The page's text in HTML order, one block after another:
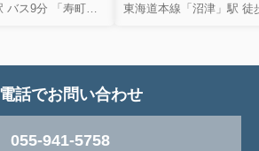
東海道本線「沼津」駅 バス9分 「寿町」 停歩9分
東海道本線「沼津」駅 徒
電話でお問い合わせ
055-941-5758